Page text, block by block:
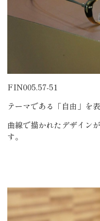
FIN005.57-51
テーマである「自由」を
曲線で描かれたデザイン
す。